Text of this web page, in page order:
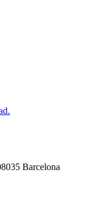
Barcelona